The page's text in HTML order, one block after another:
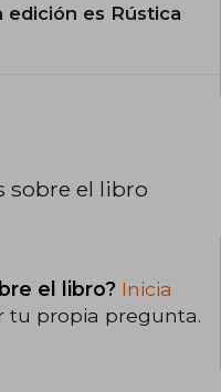
edición es Rústica
sobre el libro
el libro? Inicia
tu propia pregunta.